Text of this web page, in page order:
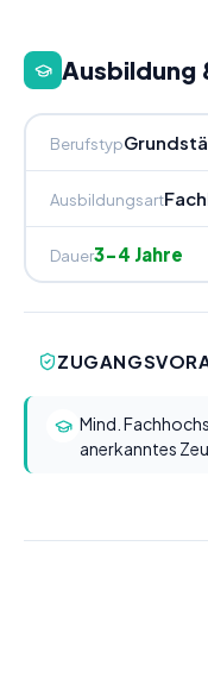
Ausbildung
Berufstyp
Ausbildungsart
Dauer3-4 Jahre
Mind.
anerkanntes